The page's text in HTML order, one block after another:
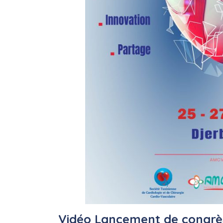
Vidéo Lancement de